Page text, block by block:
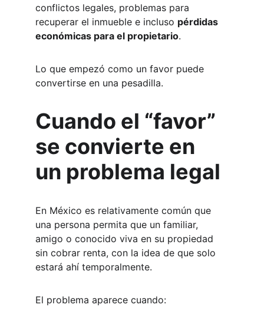
conflictos legales, problemas para
recuperar el inmueble e incluso pérdidas
económicas para el propietario.
Lo que empezó como un favor puede
convertirse en una pesadilla.
Cuando el “favor”
se convierte en
un problema legal
En México es relativamente común que
una persona permita que un familiar,
amigo o conocido viva en su propiedad
sin cobrar renta, con la idea de que solo
estará ahí temporalmente.
El problema aparece cuando: